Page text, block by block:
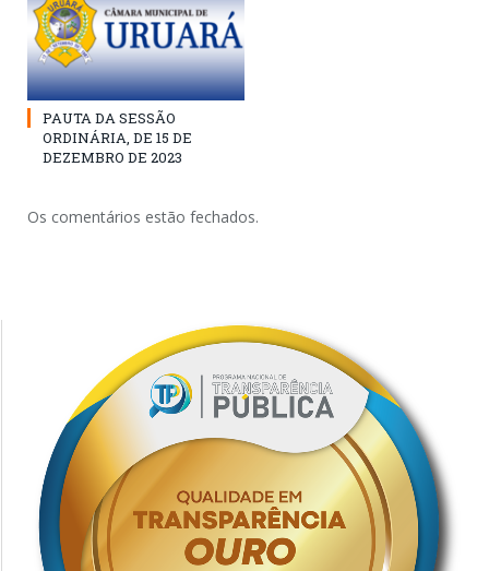
PAUTA DA SESSÃO
ORDINÁRIA, DE 15 DE
DEZEMBRO DE 2023
Os comentários estão fechados.